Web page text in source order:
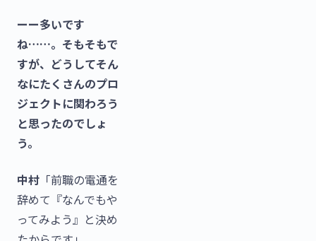
ーー多いです
ね……。そもそもで
すが、どうしてそん
なにたくさんのプロ
ジェクトに関わろう
と思ったのでしょ
う。
中村 「前職の電通を
辞めて『なんでもや
ってみよう』と決め